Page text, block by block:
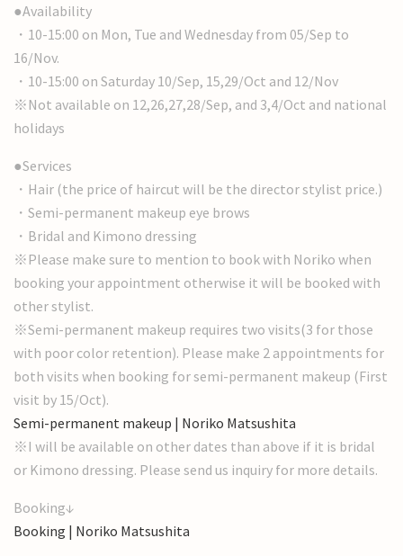
●Availability
・10-15:00 on Mon, Tue and Wednesday from 05/Sep to
16/Nov.
・10-15:00 on Saturday 10/Sep, 15,29/Oct and 12/Nov
※Not available on 12,26,27,28/Sep, and 3,4/Oct and national
holidays
●Services
・Hair (the price of haircut will be the director stylist price.)
・Semi-permanent makeup eye brows
・Bridal and Kimono dressing
※Please make sure to mention to book with Noriko when
booking your appointment otherwise it will be booked with
other stylist.
※Semi-permanent makeup requires two visits(3 for those
with poor color retention). Please make 2 appointments for
both visits when booking for semi-permanent makeup (First
visit by 15/Oct).
Semi-permanent makeup | Noriko Matsushita
※I will be available on other dates than above if it is bridal
or Kimono dressing. Please send us inquiry for more details.
Booking↓
Booking | Noriko Matsushita